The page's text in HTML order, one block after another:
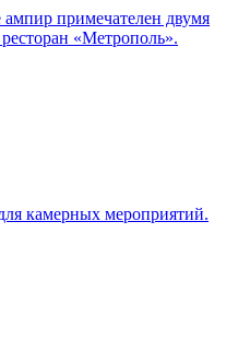
примечателен двумя
«Метрополь».
камерных мероприятий.